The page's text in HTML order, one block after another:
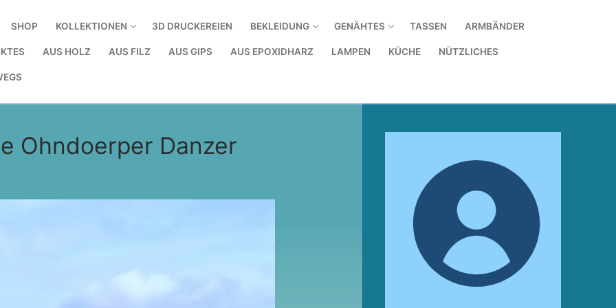
SHOP KOLLEKTIONEN 3D DRUCKEREIEN BEKLEIDUNG GENÄHTES TASSEN ARMBÄNDER
AUS HOLZ AUS FILZ AUS GIPS AUS EPOXIDHARZ LAMPEN KÜCHE NÜTZLICHES
Ohndoerper Danzer